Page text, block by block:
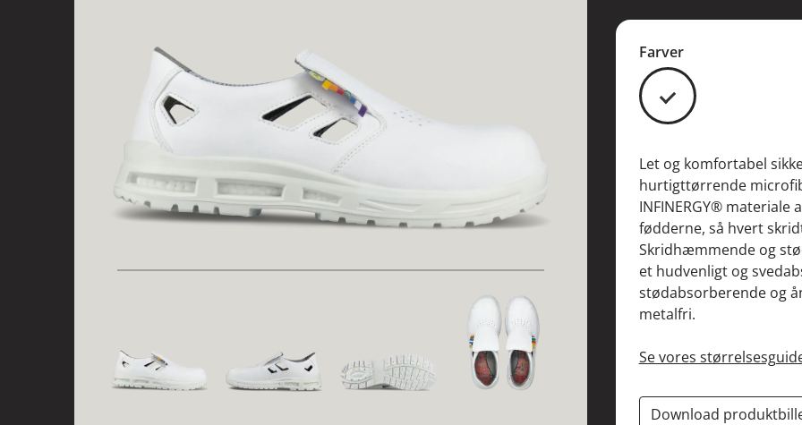
Farver
#FFFFFF
Let og komfortabel
hurtigttørrende
INFINERGY®
fødderne, så hvert
Skridhæmmende og
et hudvenligt og
stødabsorberende og
metalfri.
Se vores
Download